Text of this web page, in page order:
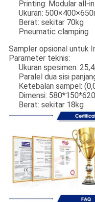
Printing: Modular all-
Ukuran:
Berat: sekitar 70kg
Pneumatic clamping
Sampler opsional untuk
Parameter teknis:
Ukuran spesimen:
Paralel dua sisi
Ketebalan sampel:
Dimensi:
Berat: sekitar 18kg